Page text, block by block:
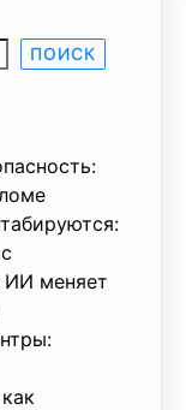
ПОИСК
ИИ меняет